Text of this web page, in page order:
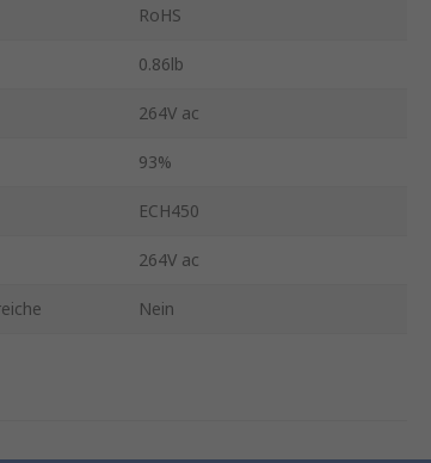
RoHS
0.86lb
264V ac
93%
ECH450
264V ac
Nein